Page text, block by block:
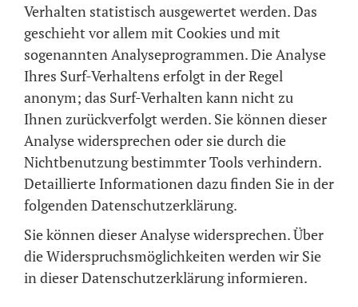
Verhalten statistisch ausgewertet werden. Das
geschieht vor allem mit Cookies und mit
sogenannten Analyseprogrammen. Die Analyse
Ihres Surf-Verhaltens erfolgt in der Regel
anonym; das Surf-Verhalten kann nicht zu
Ihnen zurückverfolgt werden. Sie können dieser
Analyse widersprechen oder sie durch die
Nichtbenutzung bestimmter Tools verhindern.
Detaillierte Informationen dazu finden Sie in der
folgenden Datenschutzerklärung.
Sie können dieser Analyse widersprechen. Über
die Widerspruchsmöglichkeiten werden wir Sie
in dieser Datenschutzerklärung informieren.